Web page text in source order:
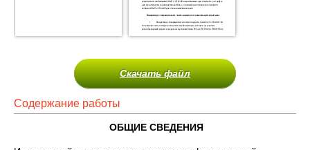
Скачать файл
Содержание работы
ОБЩИЕ СВЕДЕНИЯ